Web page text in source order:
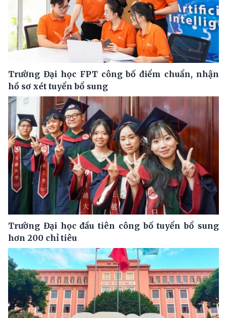
Trường Đại học FPT công bố điểm chuẩn, nhận
hồ sơ xét tuyển bổ sung
Trường Đại học đầu tiên công bố tuyển bổ sung
hơn 200 chỉ tiêu